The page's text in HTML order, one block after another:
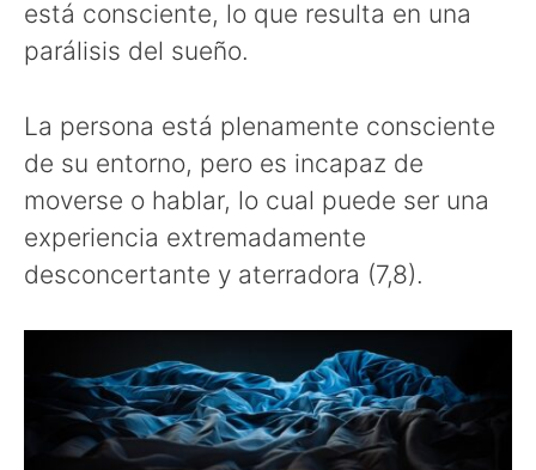
está consciente, lo que resulta en una
parálisis del sueño.
La persona está plenamente consciente
de su entorno, pero es incapaz de
moverse o hablar, lo cual puede ser una
experiencia extremadamente
desconcertante y aterradora (7,8).